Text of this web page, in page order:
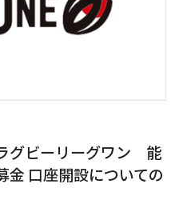
グビーリーグワン 能
金 口座開設についての